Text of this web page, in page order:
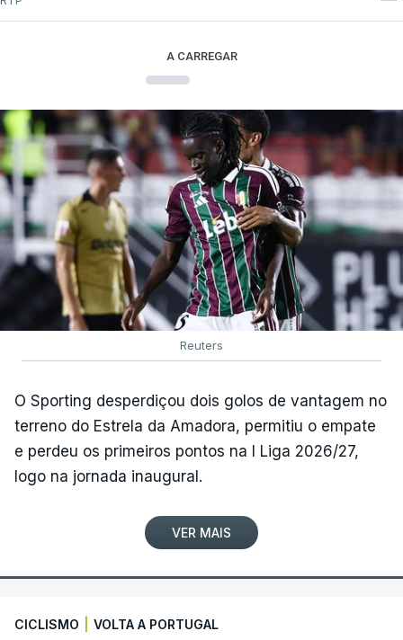
A CARREGAR
Reuters
O Sporting desperdiçou dois golos de vantagem no
terreno do Estrela da Amadora, permitiu o empate
e perdeu os primeiros pontos na I Liga 2026/27,
logo na jornada inaugural.
VER MAIS
CICLISMO VOLTA A PORTUGAL